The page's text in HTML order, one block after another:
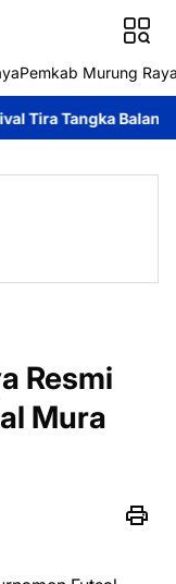
Pemkab Murung
2026 Ditutup,
Resmi
Mura